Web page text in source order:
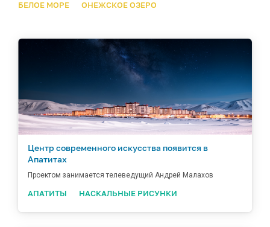
БЕЛОЕ МОРЕ ОНЕЖСКОЕ ОЗЕРО
Центр современного искусства появится в
Апатитах
Проектом занимается телеведущий Андрей Малахов
АПАТИТЫ НАСКАЛЬНЫЕ РИСУНКИ